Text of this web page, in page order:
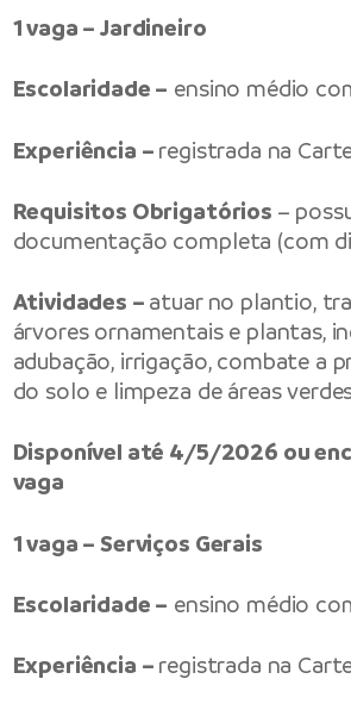
1 vaga – Jardineiro
Escolaridade – ensino médio
Experiência – registrada na
Requisitos Obrigatórios –
documentação completa (com
Atividades – atuar no plantio,
árvores ornamentais e plantas,
adubação, irrigação, combate a
do solo e limpeza de áreas
Disponível até 4/5/2026 ou
vaga
1 vaga – Serviços Gerais
Escolaridade – ensino médio
Experiência – registrada na